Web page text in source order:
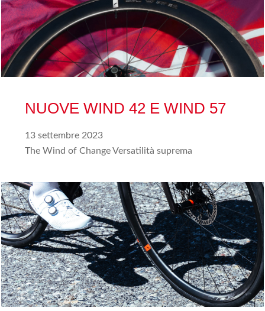
NUOVE WIND 42 E WIND 57
13 settembre 2023
The Wind of Change Versatilità suprema